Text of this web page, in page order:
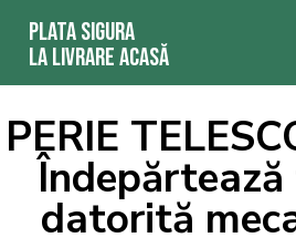
Plata sigura
la livrare acasă
PERIE
datorită